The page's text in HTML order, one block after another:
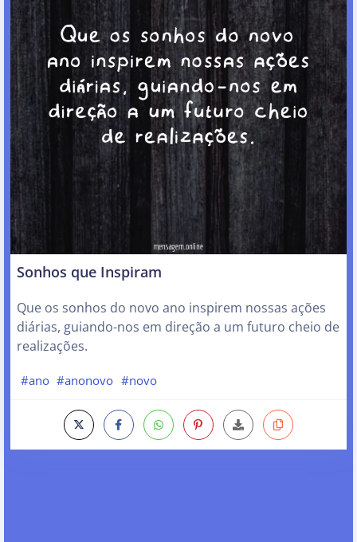
Sonhos que Inspiram
Que os sonhos do novo ano inspirem nossas ações
diárias, guiando-nos em direção a um futuro cheio de
realizações.
#ano #anonovo #novo